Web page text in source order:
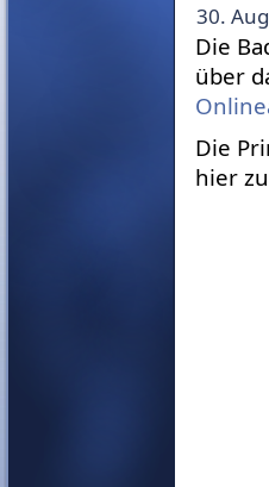
30.
Die
über
Die
hier